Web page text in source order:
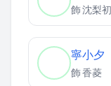
飾沈梨初
寧小夕
飾香菱